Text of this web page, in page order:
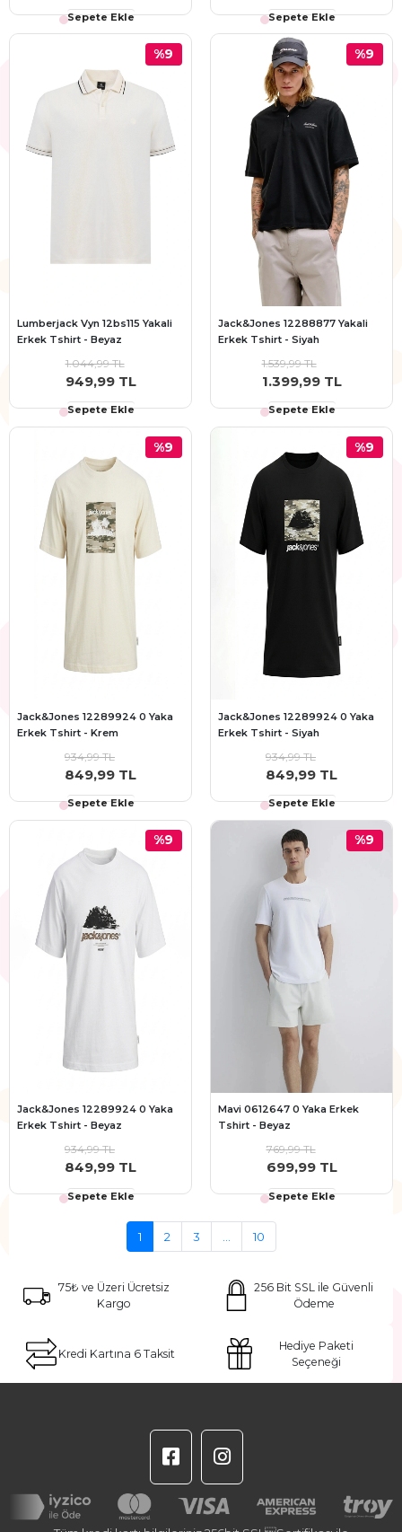
Sepete Ekle Sepete Ekle
%9
Lumberjack Vyn 12bs115 Yakali
Erkek Tshirt - Beyaz
1.044,99 TL
949,99 TL
Sepete Ekle
%9
Jack&Jones 12288877 Yakali
Erkek Tshirt - Siyah
1.539,99 TL
1.399,99 TL
Sepete Ekle
%9
Jack&Jones 12289924 0 Yaka
Erkek Tshirt - Krem
934,99 TL
849,99 TL
Sepete Ekle
%9
Jack&Jones 12289924 0 Yaka
Erkek Tshirt - Siyah
934,99 TL
849,99 TL
Sepete Ekle
%9
Jack&Jones 12289924 0 Yaka
Erkek Tshirt - Beyaz
934,99 TL
849,99 TL
Sepete Ekle
%9
Mavi 0612647 0 Yaka Erkek
Tshirt - Beyaz
769,99 TL
699,99 TL
Sepete Ekle
1 2 3 10
75₺ ve Üzeri Ücretsiz
Kargo
256 Bit SSL ile Güvenli
Ödeme
Kredi Kartına 6 Taksit
Hediye Paketi
Seçeneği